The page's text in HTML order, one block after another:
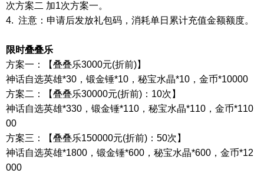
次方案二 加1次方案一。
4. 注意：申请后发放礼包码，消耗单日累计充值金额额度。
限时叠叠乐
方案一：【叠叠乐3000元(折前)】
神话自选英雄*30，锻金锤*10，秘宝水晶*10，金币*10000
方案二：【叠叠乐30000元(折前)：10次】
神话自选英雄*330，锻金锤*110，秘宝水晶*110，金币*110
00
方案三：【叠叠乐150000元(折前)：50次】
神话自选英雄*1800，锻金锤*600，秘宝水晶*600，金币*12
000